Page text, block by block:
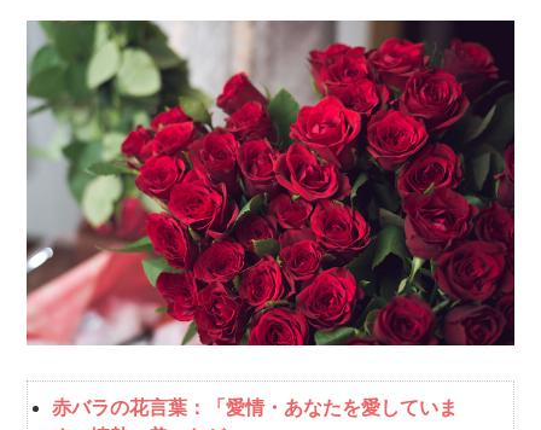
赤バラの花言葉：「愛情・あなたを愛していま